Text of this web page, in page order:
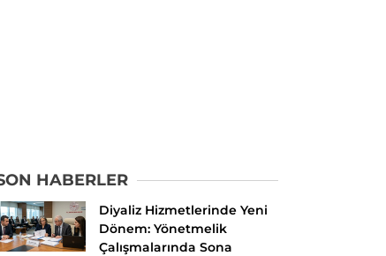
HABERLER
Diyaliz Hizmetlerinde Yeni
Dönem: Yönetmelik
Çalışmalarında Sona